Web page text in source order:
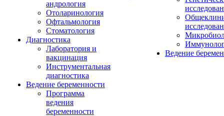
андрология
Отоларинология
Офтальмология
Стоматология
Диагностика
Лаборатория и
вакцинация
Инструментальная
диагностика
Ведение беременности
Программа
ведения
беременности
Ведение